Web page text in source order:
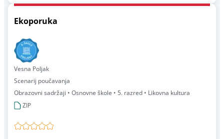
Ekoporuka
Vesna Poljak
Scenarij poučavanja
Obrazovni sadržaji • Osnovne škole • 5. razred • Likovna kultura
ZIP